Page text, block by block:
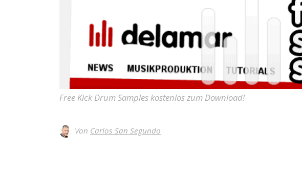
Free Kick Drum Samples kostenlos zum Download!
Von Carlos San Segundo